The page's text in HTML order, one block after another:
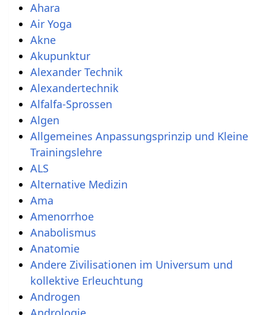
Ahara
Air Yoga
Akne
Akupunktur
Alexander Technik
Alexandertechnik
Alfalfa-Sprossen
Algen
Allgemeines Anpassungsprinzip und Kleine
Trainingslehre
ALS
Alternative Medizin
Ama
Amenorrhoe
Anabolismus
Anatomie
Andere Zivilisationen im Universum und
kollektive Erleuchtung
Androgen